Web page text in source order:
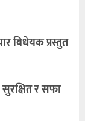
बिधेयक प्रस्तुत
सुरक्षित र सफा